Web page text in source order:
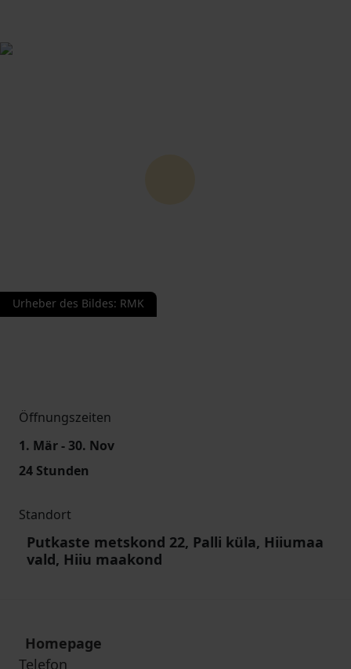
Urheber des Bildes: RMK
Öffnungszeiten
1. Mär - 30. Nov
24 Stunden
Standort
Putkaste metskond 22, Palli küla, Hiiumaa
vald, Hiiu maakond
Homepage
Telefon